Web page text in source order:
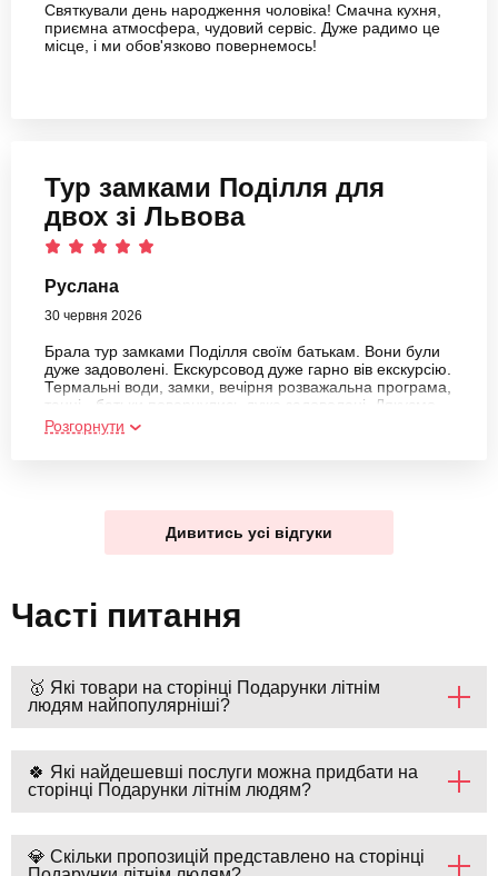
Святкували день народження чоловіка! Смачна кухня,
приємна атмосфера, чудовий сервіс. Дуже радимо це
місце, і ми обов'язково повернемось!
Тур замками Поділля для
двох зі Львова
Руслана
30 червня 2026
Брала тур замками Поділля своїм батькам. Вони були
дуже задоволені. Екскурсовод дуже гарно вів екскурсію.
Термальні води, замки, вечірня розважальна програма,
танці - батьки повернулись дуже задоволені. Дякуємо
вам
Розгорнути
Дивитись усі відгуки
Часті питання
🥇 Які товари на сторінці Подарунки літнім
людям найпопулярніші?
🍀 Які найдешевші послуги можна придбати на
сторінці Подарунки літнім людям?
💎 Скільки пропозицій представлено на сторінці